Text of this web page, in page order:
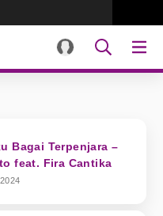
Bagai Terpenjara –
feat. Fira Cantika